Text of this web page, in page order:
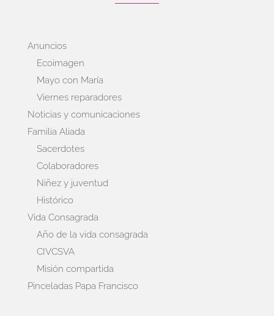
Anuncios
Ecoimagen
Mayo con María
Viernes reparadores
Noticias y comunicaciones
Familia Aliada
Sacerdotes
Colaboradores
Niñez y juventud
Histórico
Vida Consagrada
Año de la vida consagrada
CIVCSVA
Misión compartida
Pinceladas Papa Francisco